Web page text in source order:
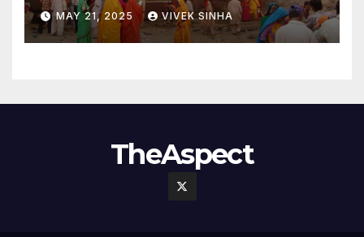
MAY 21, 2025 VIVEK SINHA
TheAspect